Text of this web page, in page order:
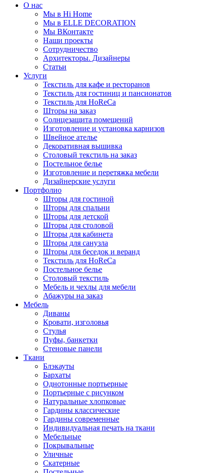
О нас
Мы в Hi Home
Мы в ELLE DECORATION
Мы ВКонтакте
Наши проекты
Сотрудничество
Архитекторы. Дизайнеры
Статьи
Услуги
Текстиль для кафе и ресторанов
Текстиль для гостиниц и пансионатов
Текстиль для HoReCa
Шторы на заказ
Солнцезащита помещений
Изготовление и установка карнизов
Швейное ателье
Декоративная вышивка
Столовый текстиль на заказ
Постельное белье
Изготовление и перетяжка мебели
Дизайнерские услуги
Портфолио
Шторы для гостиной
Шторы для спальни
Шторы для детской
Шторы для столовой
Шторы для кабинета
Шторы для санузла
Шторы для беседок и веранд
Текстиль для HoReCa
Постельное белье
Столовый текстиль
Мебель и чехлы для мебели
Абажуры на заказ
Мебель
Диваны
Кровати, изголовья
Стулья
Пуфы, банкетки
Стеновые панели
Ткани
Блэкауты
Бархаты
Однотонные портьерные
Портьерные с рисунком
Натуральные хлопковые
Гардины классические
Гардины современные
Индивидуальная печать на ткани
Мебельные
Покрывальные
Уличные
Скатерные